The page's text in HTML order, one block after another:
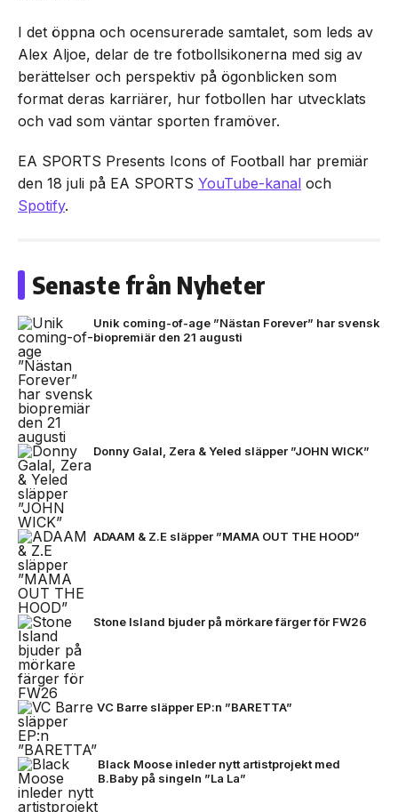
I det öppna och ocensurerade samtalet, som leds av
Alex Aljoe, delar de tre fotbollsikonerna med sig av
berättelser och perspektiv på ögonblicken som
format deras karriärer, hur fotbollen har utvecklats
och vad som väntar sporten framöver.
EA SPORTS Presents Icons of Football har premiär
den 18 juli på EA SPORTS YouTube-kanal och
Spotify.
Senaste från Nyheter
Unik coming-of-age ”Nästan Forever” har svensk
biopremiär den 21 augusti
Donny Galal, Zera & Yeled släpper ”JOHN WICK”
ADAAM & Z.E släpper ”MAMA OUT THE HOOD”
Stone Island bjuder på mörkare färger för FW26
VC Barre släpper EP:n ”BARETTA”
Black Moose inleder nytt artistprojekt med
B.Baby på singeln ”La La”